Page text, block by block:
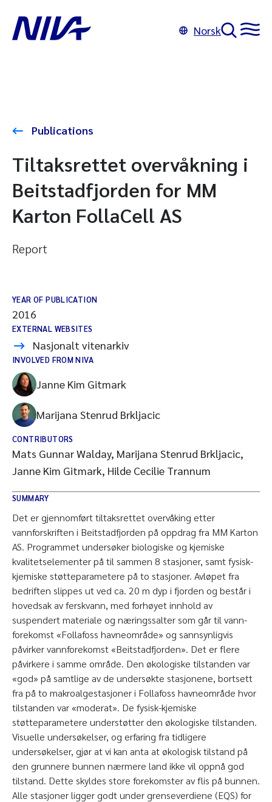
Norsk
Publications
Tiltaksrettet overvåkning i
Beitstadfjorden for MM
Karton FollaCell AS
Report
YEAR OF PUBLICATION
2016
EXTERNAL WEBSITES
Nasjonalt vitenarkiv
INVOLVED FROM NIVA
Janne Kim Gitmark
Marijana Stenrud Brkljacic
CONTRIBUTORS
Mats Gunnar Walday, Marijana Stenrud Brkljacic,
Janne Kim Gitmark, Hilde Cecilie Trannum
SUMMARY
Det er gjennomført tiltaksrettet overvåking etter
vannforskriften i Beitstadfjorden på oppdrag fra MM Karton
AS. Programmet undersøker biologiske og kjemiske
kvalitetselementer på til sammen 8 stasjoner, samt fysisk-
kjemiske støtteparametere på to stasjoner. Avløpet fra
bedriften slippes ut ved ca. 20 m dyp i fjorden og består i
hovedsak av ferskvann, med forhøyet innhold av
suspendert materiale og næringssalter som går til vann-
forekomst «Follafoss havneområde» og sannsynligvis
påvirker vannforekomst «Beitstadfjorden». Det er flere
påvirkere i samme område. Den økologiske tilstanden var
«god» på samtlige av de undersøkte stasjonene, bortsett
fra på to makroalgestasjoner i Follafoss havneområde hvor
tilstanden var «moderat». De fysisk-kjemiske
støtteparametere understøtter den økologiske tilstanden.
Visuelle undersøkelser, og erfaring fra tidligere
undersøkelser, gjør at vi kan anta at økologisk tilstand på
den grunnere bunnen nærmere land ikke vil oppnå god
tilstand. Dette skyldes store forekomster av flis på bunnen.
Alle stasjoner ligger godt under grenseverdiene (EQS) for